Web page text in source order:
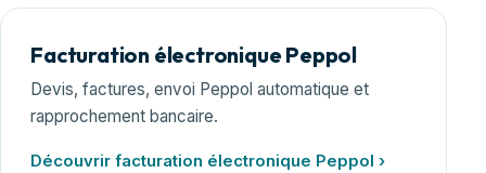
Facturation électronique Peppol
Devis, factures, envoi Peppol automatique et
rapprochement bancaire.
Découvrir facturation électronique Peppol ›